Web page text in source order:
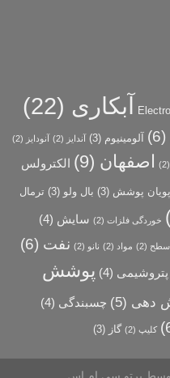
آبکاری (22)
(6) آلومینیوم (3) آندایز (2) آنودایز (2)
(2) اصفهان (9)
الکترولس
پویان پوشش (3) بال ولو (3) ترمال
خوردگی فلزات (2) سایش (4)
سطح (2) مواد (2) نانو (2) نفت (6)
پتروشیمی (4)
پوشش
دهی (5) چسبندگی (4)
کلیپ (2) گاز (3)
پرتو سی ام اس